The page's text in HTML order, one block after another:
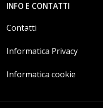
INFO E CONTATTI
Contatti
Informatica Privacy
Informatica cookie